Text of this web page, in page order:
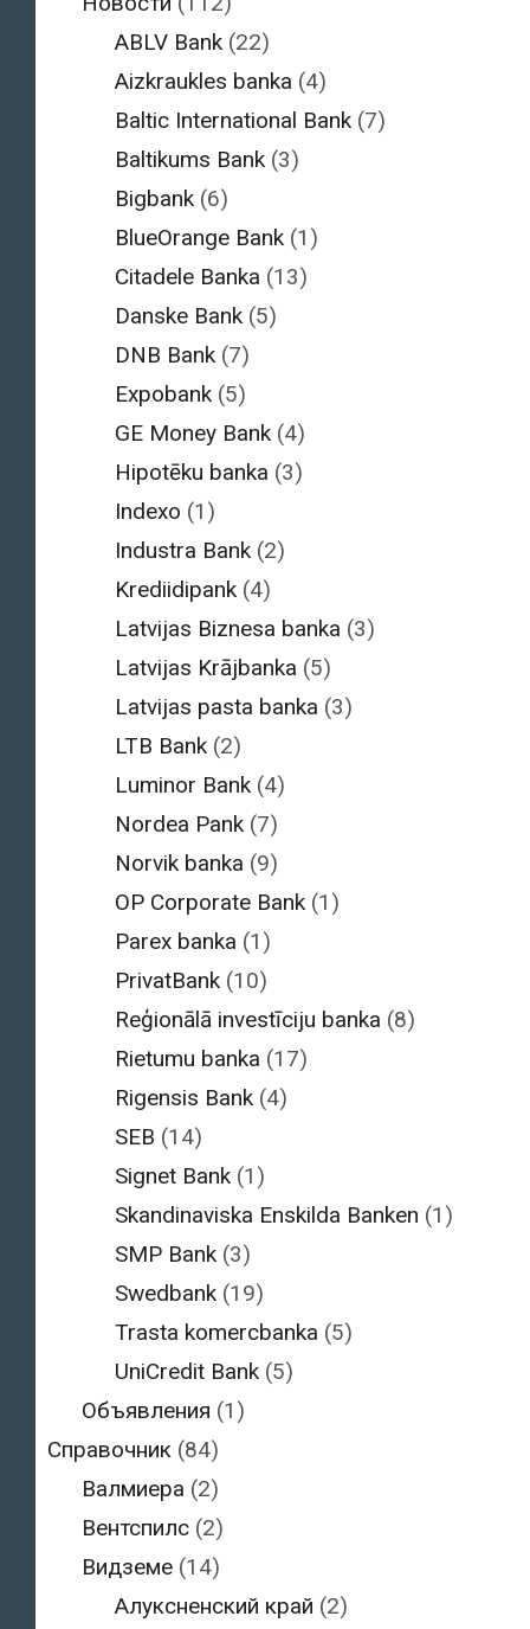
ABLV Bank (22)
Aizkraukles banka (4)
Baltic International Bank (7)
Baltikums Bank (3)
Bigbank (6)
BlueOrange Bank (1)
Citadele Banka (13)
Danske Bank (5)
DNB Bank (7)
Expobank (5)
GE Money Bank (4)
Hipotēku banka (3)
Indexo (1)
Industra Bank (2)
Krediidipank (4)
Latvijas Biznesa banka (3)
Latvijas Krājbanka (5)
Latvijas pasta banka (3)
LTB Bank (2)
Luminor Bank (4)
Nordea Pank (7)
Norvik banka (9)
OP Corporate Bank (1)
Parex banka (1)
PrivatBank (10)
Reģionālā investīciju banka (8)
Rietumu banka (17)
Rigensis Bank (4)
SEB (14)
Signet Bank (1)
Skandinaviska Enskilda Banken (1)
SMP Bank (3)
Swedbank (19)
Trasta komercbanka (5)
UniCredit Bank (5)
Объявления (1)
Справочник (84)
Валмиера (2)
Вентспилс(2)
Видземе(14)
Алуксненский край (2)